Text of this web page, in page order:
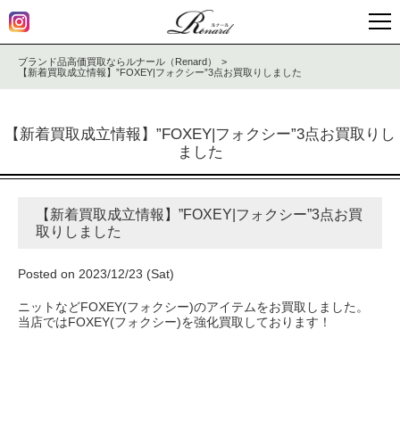
ブランド品高価買取ならルナール（Renard）
【新着買取成立情報】”FOXEY|フォクシー”3点お買取りしました
【新着買取成立情報】”FOXEY|フォクシー”3点お買取りし
ました
【新着買取成立情報】”FOXEY|フォクシー”3点お買
取りしました
Posted on 2023/12/23 (Sat)
ニットなどFOXEY(フォクシー)のアイテムをお買取しました。
当店ではFOXEY(フォクシー)を強化買取しております！